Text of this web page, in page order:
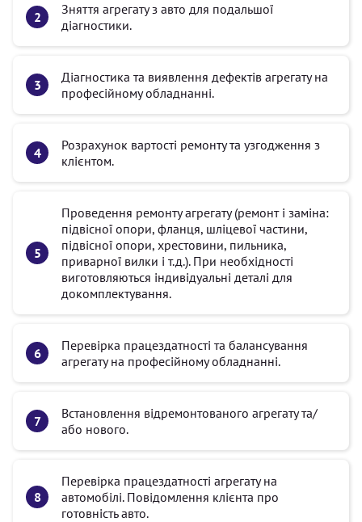
Зняття агрегату з авто для подальшої
діагностики.
Діагностика та виявлення дефектів агрегату на
професійному обладнанні.
Розрахунок вартості ремонту та узгодження з
клієнтом.
Проведення ремонту агрегату (ремонт і заміна:
підвісної опори, фланця, шліцевої частини,
підвісної опори, хрестовини, пильника,
приварної вилки і т.д.). При необхідності
виготовляються індивідуальні деталі для
докомплектування.
Перевірка працездатності та балансування
агрегату на професійному обладнанні.
Встановлення відремонтованого агрегату та/
або нового.
Перевірка працездатності агрегату на
автомобілі. Повідомлення клієнта про
готовність авто.